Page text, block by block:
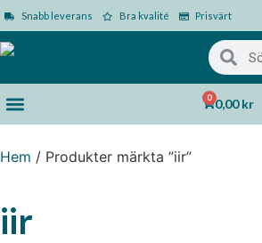
Snabb leverans Bra kvalité Prisvärt
0,00kr
0
Hem / Produkter märkta ”iir”
iir